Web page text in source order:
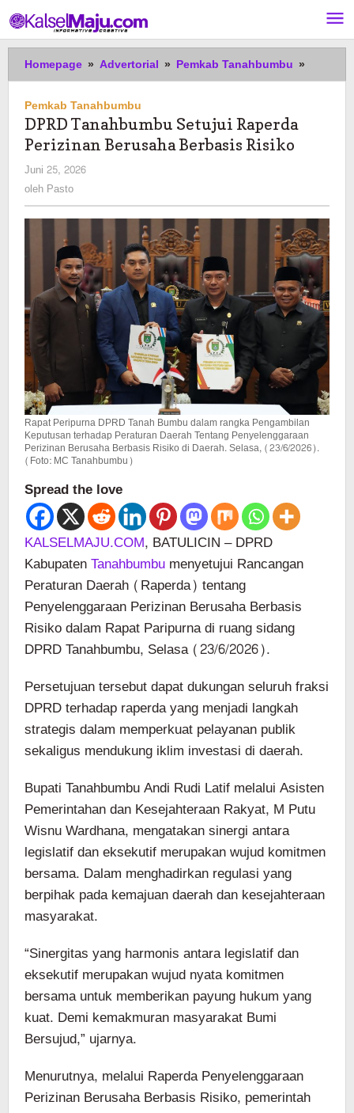
ke
konten
Homepage » Advertorial » Pemkab Tanahbumbu »
Pemkab Tanahbumbu
DPRD Tanahbumbu Setujui Raperda
Perizinan Berusaha Berbasis Risiko
Juni 25, 2026
oleh Pasto
Rapat Peripurna DPRD Tanah Bumbu dalam rangka Pengambilan
Keputusan terhadap Peraturan Daerah Tentang Penyelenggaraan
Perizinan Berusaha Berbasis Risiko di Daerah. Selasa, (23/6/2026).
(Foto: MC Tanahbumbu)
Spread the love
KALSELMAJU.COM, BATULICIN – DPRD
KabupatenTanahbumbumenyetujui Rancangan
Peraturan Daerah (Raperda) tentang
Penyelenggaraan Perizinan Berusaha Berbasis
Risiko dalam Rapat Paripurna di ruang sidang
DPRD Tanahbumbu, Selasa (23/6/2026).
Persetujuan tersebut dapat dukungan seluruh fraksi
DPRD terhadap raperda yang menjadi langkah
strategis dalam memperkuat pelayanan publik
sekaligus mendukung iklim investasi di daerah.
Bupati Tanahbumbu Andi Rudi Latif melalui Asisten
Pemerintahan dan Kesejahteraan Rakyat, M Putu
Wisnu Wardhana, mengatakan sinergi antara
legislatif dan eksekutif merupakan wujud komitmen
bersama. Dalam menghadirkan regulasi yang
berpihak pada kemajuan daerah dan kesejahteraan
masyarakat.
“Sinergitas yang harmonis antara legislatif dan
eksekutif merupakan wujud nyata komitmen
bersama untuk memberikan payung hukum yang
kuat. Demi kemakmuran masyarakat Bumi
Bersujud,” ujarnya.
Menurutnya, melalui Raperda Penyelenggaraan
Perizinan Berusaha Berbasis Risiko, pemerintah